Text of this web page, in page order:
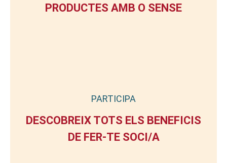
PRODUCTES AMB O SENSE
PARTICIPA
DESCOBREIX TOTS ELS BENEFICIS
DE FER-TE SOCI/A